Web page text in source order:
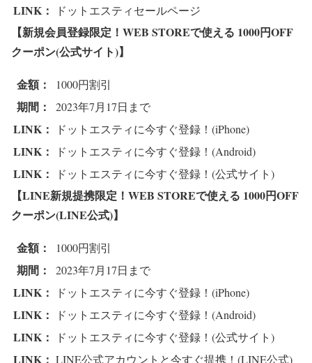
LINK： ドットエスティセールページ
【新規会員登録限定！WEB STOREで使える 1000円OFF
クーポン(公式サイト)】
金額： 1000円割引
期間： 2023年7月17日まで
LINK： ドットエスティに今すぐ登録！(iPhone)
LINK： ドットエスティに今すぐ登録！(Android)
LINK： ドットエスティに今すぐ登録！(公式サイト)
【LINE新規提携限定！WEB STOREで使える 1000円OFF
クーポン(LINE公式)】
金額： 1000円割引
期間： 2023年7月17日まで
LINK： ドットエスティに今すぐ登録！(iPhone)
LINK： ドットエスティに今すぐ登録！(Android)
LINK： ドットエスティに今すぐ登録！(公式サイト)
LINK： LINE公式アカウントと今すぐ提携！(LINE公式)